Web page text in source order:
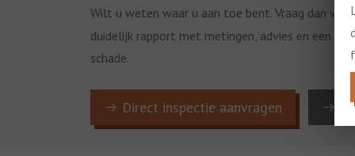
Wilt u weten waar u aan toe bent. Vraag dan
duidelijk rapport met metingen, advies en een
schade.
Direct inspectie aanvragen